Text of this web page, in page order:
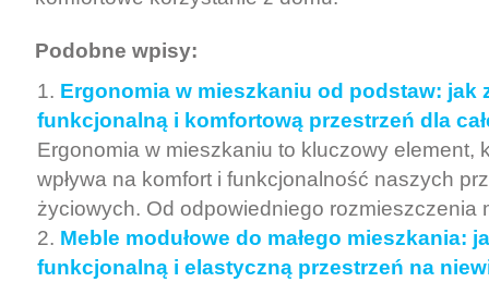
Podobne wpisy:
Ergonomia w mieszkaniu od podstaw: jak
funkcjonalną i komfortową przestrzeń dla
Ergonomia w mieszkaniu to kluczowy element,
wpływa na komfort i funkcjonalność naszych
życiowych. Od odpowiedniego rozmieszczenia
Meble modułowe do małego mieszkania:
funkcjonalną i elastyczną przestrzeń na